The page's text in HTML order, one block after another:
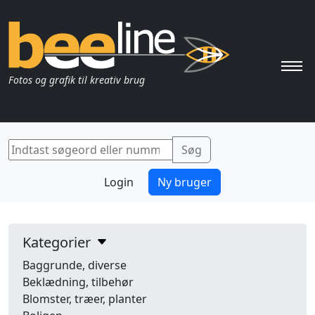
Fotos og grafik til kreativ brug
Login Ny bruger
Kategorier
Baggrunde, diverse
Beklædning, tilbehør
Blomster, træer, planter